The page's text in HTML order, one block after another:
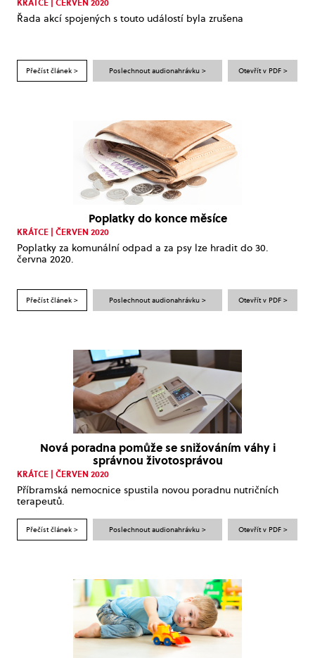
Řada akcí spojených s touto událostí byla zrušena
Přečíst článek > Poslechnout audionahrávku > Otevřít v PDF >
Poplatky do konce měsíce
KRÁTCE | ČERVEN 2020
Poplatky za komunální odpad a za psy lze hradit do 30.
června 2020.
Přečíst článek > Poslechnout audionahrávku > Otevřít v PDF >
Nová poradna pomůže se snižováním váhy i
správnou životosprávou
KRÁTCE | ČERVEN 2020
Příbramská nemocnice spustila novou poradnu nutričních
terapeutů.
Přečíst článek > Poslechnout audionahrávku > Otevřít v PDF >